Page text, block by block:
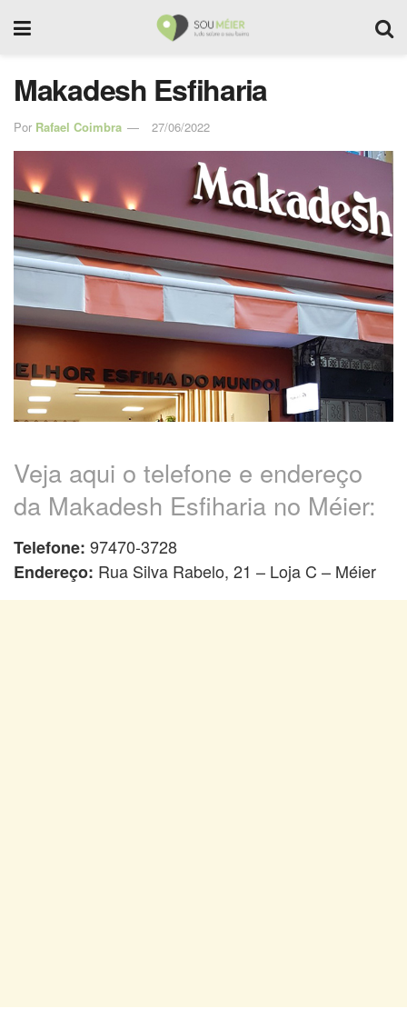
Makadesh Esfiharia
Por Rafael Coimbra 27/06/2022
Veja aqui o telefone e endereço
da Makadesh Esfiharia no Méier:
Telefone: 97470-3728
Endereço: Rua Silva Rabelo, 21 – Loja C – Méier